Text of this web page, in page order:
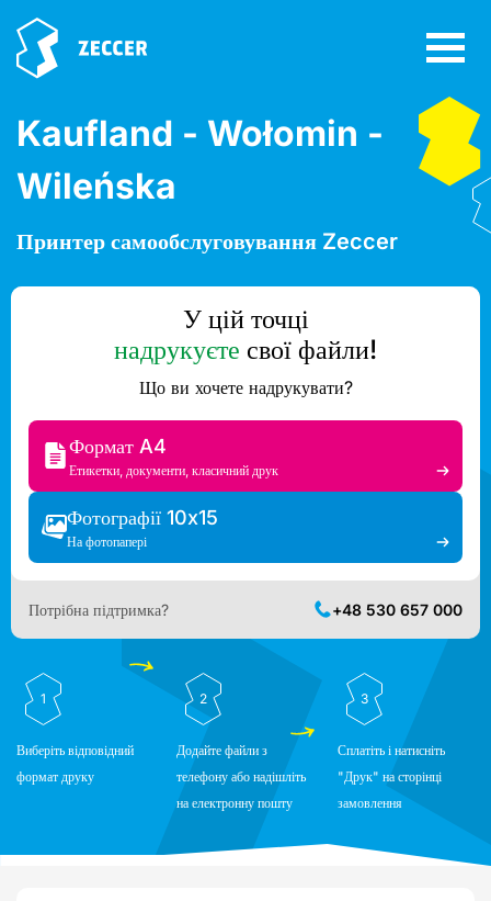
Kaufland - Wołomin -
Wileńska
Принтер самообслуговування Zeccer
У цій точці
надрукуєте свої файли!
Що ви хочете надрукувати?
Формат A4
Етикетки, документи, класичний друк
Фотографії 10x15
На фотопапері
Потрібна підтримка? +48 530 657 000
1
Виберіть відповідний
формат друку
2
Додайте файли з
телефону або надішліть
на електронну пошту
3
Сплатіть і натисніть
"Друк" на сторінці
замовлення